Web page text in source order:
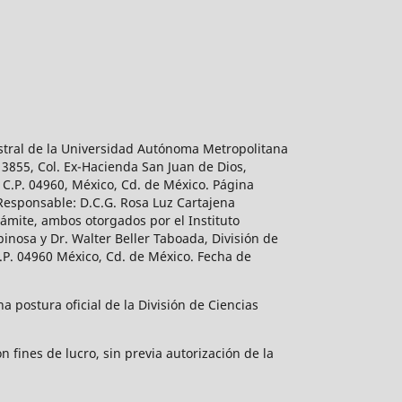
de la Universidad Autónoma Metropolitana
Col. Ex-Hacienda San Juan de Dios,
04960, México, Cd. de México. Página
D.C.G. Rosa Luz Cartajena
ambos otorgados por el Instituto
y Dr. Walter Beller Taboada, División de
04960 México, Cd. de México. Fecha de
postura oficial de la División de Ciencias
fines de lucro, sin previa autorización de la